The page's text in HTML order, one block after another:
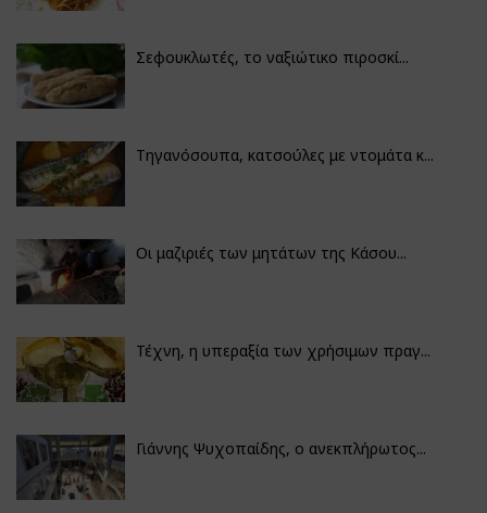
Σεφουκλωτές, το ναξιώτικο πιροσκί...
Τηγανόσουπα, κατσούλες με ντομάτα κ...
Οι μαζιριές των μητάτων της Κάσου...
Τέχνη, η υπεραξία των χρήσιμων πραγ...
Γιάννης Ψυχοπαίδης, ο ανεκπλήρωτος...